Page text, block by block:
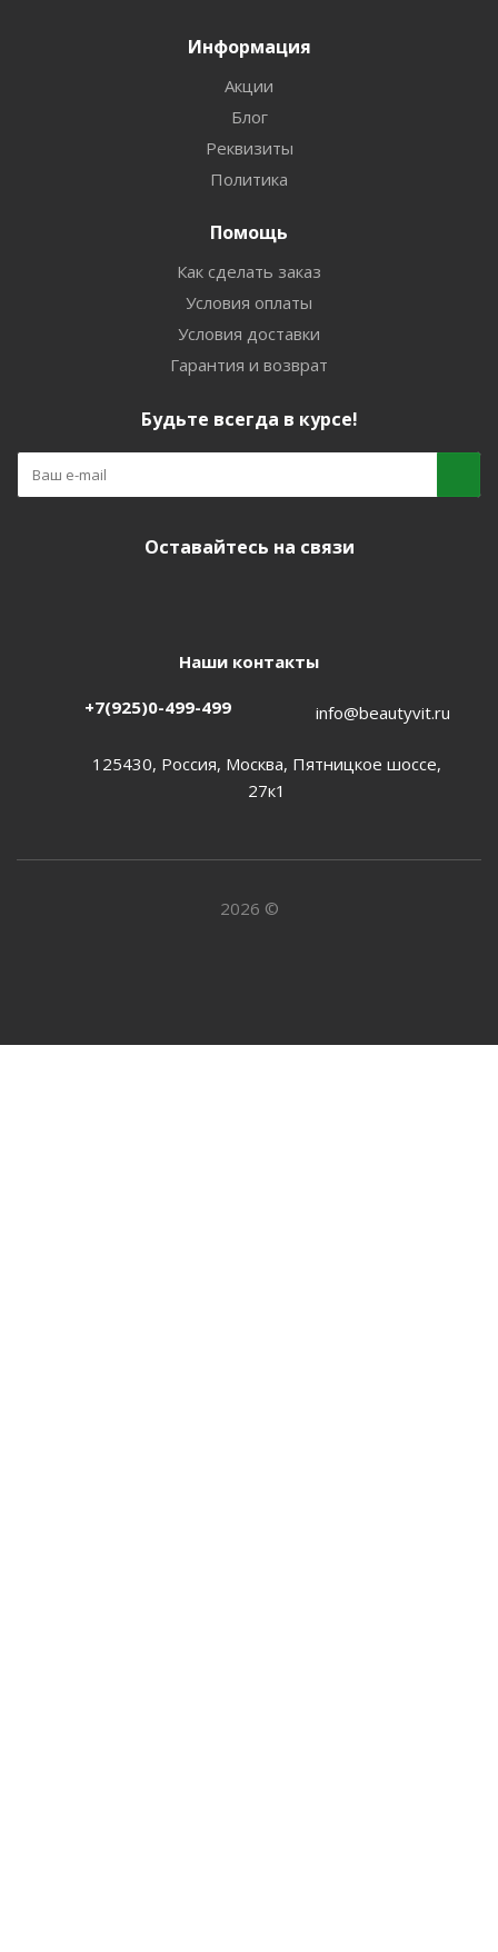
Информация
Акции
Блог
Реквизиты
Политика
Помощь
Как сделать заказ
Условия оплаты
Условия доставки
Гарантия и возврат
Будьте всегда в курсе!
Оставайтесь на связи
Наши контакты
+7(925)0-499-499 info@beautyvit.ru
125430, Россия, Москва, Пятницкое шоссе,
27к1
2026 ©